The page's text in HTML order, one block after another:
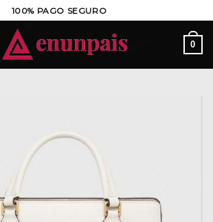
100% PAGO SEGURO
0